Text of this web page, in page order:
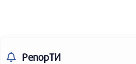
РепорТИ